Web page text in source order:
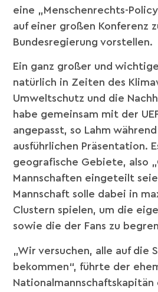
eine „Menschenrechts-
auf einer großen Konferenz
Bundesregierung vorstellen.
Ein ganz großer und
natürlich in Zeiten des
Umweltschutz und die
habe gemeinsam mit der
angepasst, so Lahm
ausführlichen Präsentation.
geografische Gebiete, also
Mannschaften eingeteilt
Mannschaft solle dabei in
Clustern spielen, um die
sowie die der Fans zu
„Wir versuchen, alle auf die
bekommen“, führte der
Nationalmannschaftskapitän